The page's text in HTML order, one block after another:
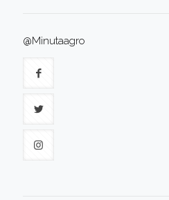
@Minutaagro